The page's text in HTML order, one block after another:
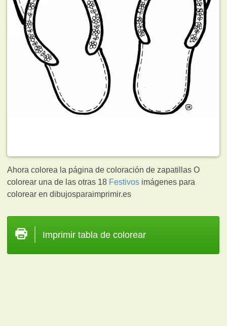
Ahora colorea la página de coloración de zapatillas O
colorear una de las otras 18 Festivos imágenes para
colorear en dibujosparaimprimir.es
Imprimir tabla de colorear